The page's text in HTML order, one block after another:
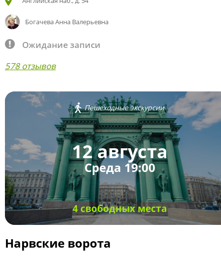
Богачева Анна Валерьевна
Ожидание записи
578 отзывов
Пешеходные экскурсии
12 августа
Среда 19:00
4 свободных места
Нарвские ворота